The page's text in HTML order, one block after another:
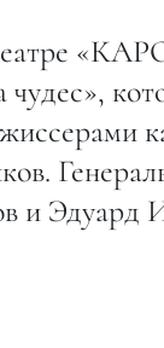
чудес»,
и Эдуард